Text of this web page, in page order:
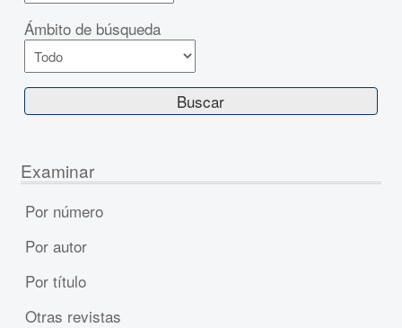
Ámbito de búsqueda
Examinar
Por número
Por autor
Por título
Otras revistas